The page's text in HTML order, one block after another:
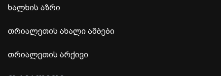
ხალხის აზრი
თრიალეთის ახალი ამბები
თრიალეთის არქივი